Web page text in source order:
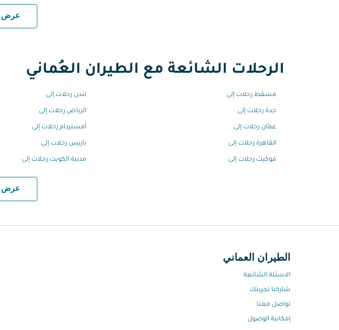
عرض
الرحلات الشائعة مع الطيران العُماني
مسقط رحلات إلى لندن رحلات إلى
جدة رحلات إلى الرياض رحلات إلى
عمّان رحلات إلى أمستردام رحلات إلى
القاهرة رحلات إلى باريس رحلات إلى
فوكيت رحلات إلى مدينة الكويت رحلات إلى
عرض
الطيران العماني
الاسئلة الشائعة
شاركنا تجربتك
تواصل معنا
إمكانية الوصول